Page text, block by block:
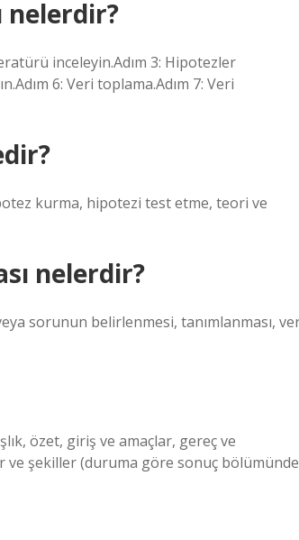
nelerdir?
inceleyin.Adım 3: Hipotezler
6: Veri toplama.Adım 7: Veri
kurma, hipotezi test etme, teori ve
nelerdir?
sorunun belirlenmesi, tanımlanması,
özet, giriş ve amaçlar, gereç ve
şekiller (duruma göre sonuç bölümünde